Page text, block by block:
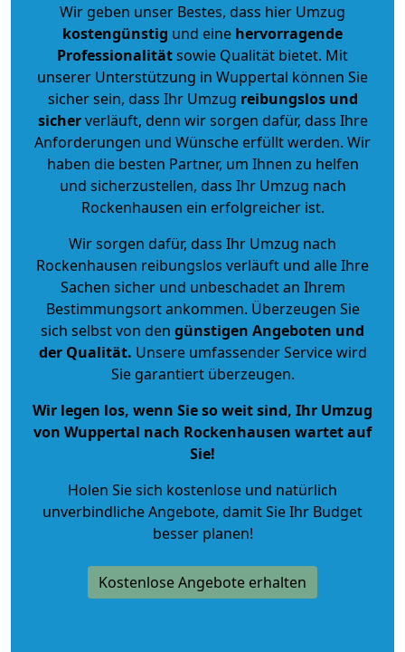
Wir geben unser Bestes, dass hier Umzug
kostengünstig und eine hervorragende
Professionalitätsowie Qualität bietet. Mit
unserer Unterstützung in Wuppertal können Sie
sicher sein, dass Ihr Umzug reibungslos und
sicherverläuft, denn wir sorgen dafür, dass Ihre
Anforderungen und Wünsche erfüllt werden. Wir
haben die besten Partner, um Ihnen zu helfen
und sicherzustellen, dass Ihr Umzug nach
Rockenhausen ein erfolgreicher ist.
Wir sorgen dafür, dass Ihr Umzug nach
Rockenhausen reibungslos verläuft und alle Ihre
Sachen sicher und unbeschadet an Ihrem
Bestimmungsort ankommen. Überzeugen Sie
sich selbst von den günstigen Angeboten und
der Qualität. Unsere umfassender Service wird
Sie garantiert überzeugen.
Wir legen los, wenn Sie so weit sind, Ihr Umzug
von Wuppertal nach Rockenhausen wartet auf
Sie!
Holen Sie sich kostenlose und natürlich
unverbindliche Angebote, damit Sie Ihr Budget
besser planen!
Kostenlose Angebote erhalten